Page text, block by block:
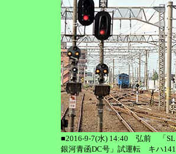
■2016-9-7(水) 14:40 弘前 「SL
銀河青函DC号」試運転 キハ141